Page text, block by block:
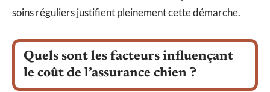
soins réguliers justifient pleinement cette démarche.
Quels sont les facteurs influençant
le coût de l’assurance chien ?